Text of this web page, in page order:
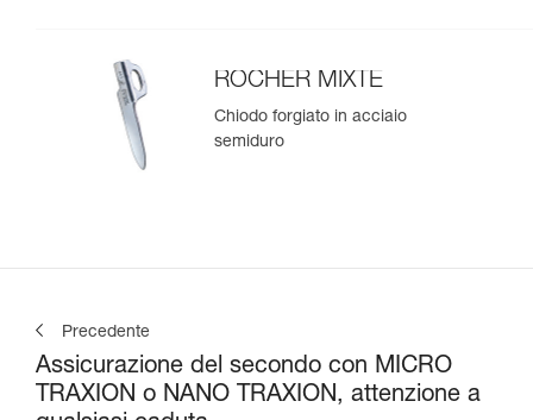
ROCHER MIXTE
Chiodo forgiato in acciaio
semiduro
Precedente
Assicurazione del secondo con MICRO
TRAXION o NANO TRAXION, attenzione a